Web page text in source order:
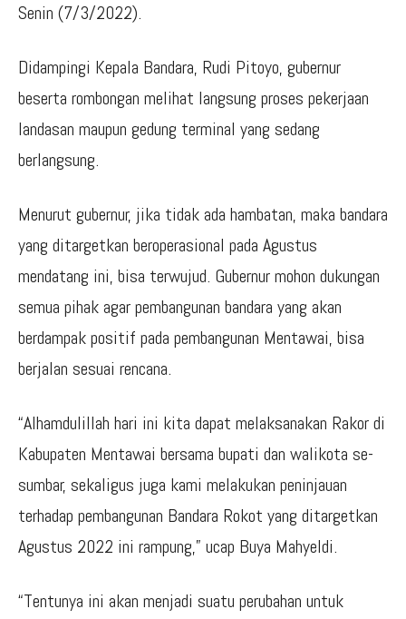
Senin (7/3/2022).
Didampingi Kepala Bandara, Rudi Pitoyo, gubernur
beserta rombongan melihat langsung proses pekerjaan
landasan maupun gedung terminal yang sedang
berlangsung.
Menurut gubernur, jika tidak ada hambatan, maka bandara
yang ditargetkan beroperasional pada Agustus
mendatang ini, bisa terwujud. Gubernur mohon dukungan
semua pihak agar pembangunan bandara yang akan
berdampak positif pada pembangunan Mentawai, bisa
berjalan sesuai rencana.
“Alhamdulillah hari ini kita dapat melaksanakan Rakor di
Kabupaten Mentawai bersama bupati dan walikota se-
sumbar, sekaligus juga kami melakukan peninjauan
terhadap pembangunan Bandara Rokot yang ditargetkan
Agustus 2022 ini rampung,” ucap Buya Mahyeldi.
“Tentunya ini akan menjadi suatu perubahan untuk